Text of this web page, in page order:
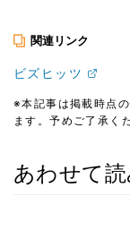
関連リンク
ビズヒッツ
※本記事は掲載時点
ます。予めご了承く
あわせて